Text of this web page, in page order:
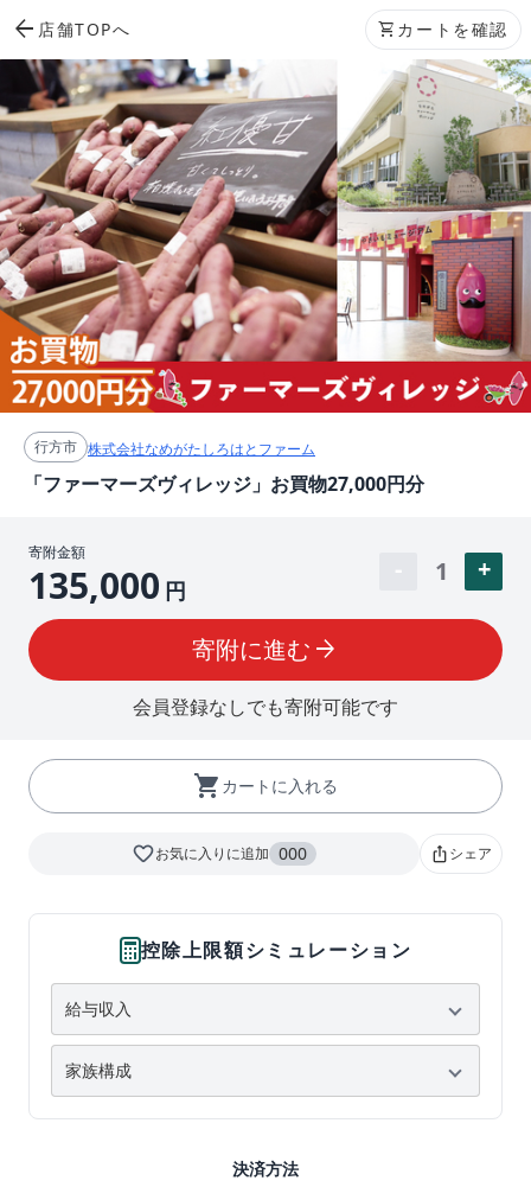
arrow_back 店舗TOPへ shopping_cart カートを確認
行方市 株式会社なめがたしろはとファーム
「ファーマーズヴィレッジ」お買物27,000円分
寄附金額
135,000 円
1
寄附に進む arrow_forward
会員登録なしでも寄附可能です
shopping_cart カートに入れる
favorite_borderお気に入りに追加 000 ios_shareシェア
控除上限額シミュレーション
決済方法